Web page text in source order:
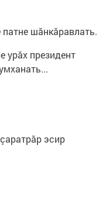
шăнкăравлать.
урăх президент
эсир